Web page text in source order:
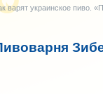
варят украинское пиво.